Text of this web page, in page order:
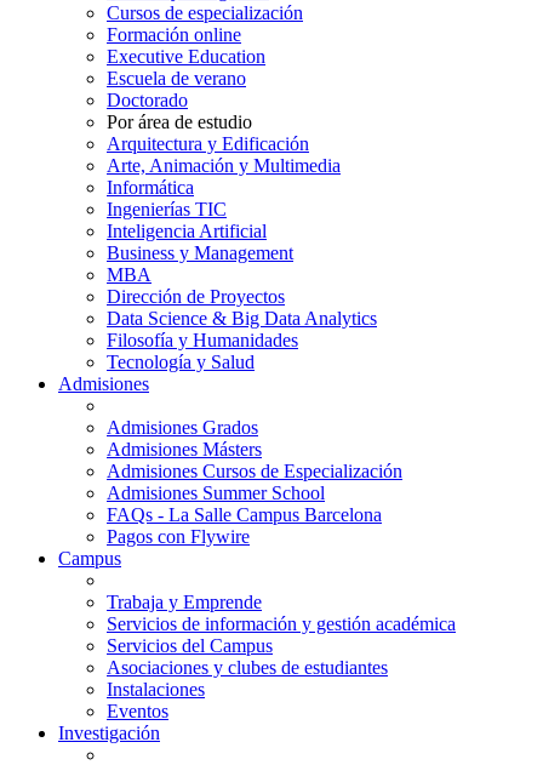
Cursos de especialización
Formación online
Executive Education
Escuela de verano
Doctorado
Por área de estudio
Arquitectura y Edificación
Arte, Animación y Multimedia
Informática
Ingenierías TIC
Inteligencia Artificial
Business y Management
MBA
Dirección de Proyectos
Data Science & Big Data Analytics
Filosofía y Humanidades
Tecnología y Salud
Admisiones
Admisiones Grados
Admisiones Másters
Admisiones Cursos de Especialización
Admisiones Summer School
FAQs - La Salle Campus Barcelona
Pagos con Flywire
Campus
Trabaja y Emprende
Servicios de información y gestión académica
Servicios del Campus
Asociaciones y clubes de estudiantes
Instalaciones
Eventos
Investigación